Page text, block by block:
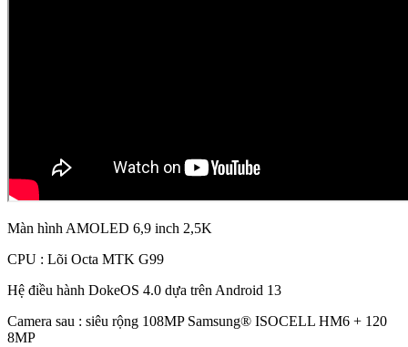
Màn hình AMOLED 6,9 inch 2,5K
CPU : Lõi Octa MTK G99
Hệ điều hành DokeOS 4.0 dựa trên Android 13
Camera sau : siêu rộng 108MP Samsung® ISOCELL HM6 + 120
8MP